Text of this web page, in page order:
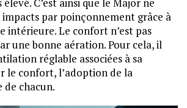
C’est ainsi que le Major ne
par poinçonnement grâce à
intérieure. Le confort n’est pas
une bonne aération. Pour cela, il
réglable associées à sa
le confort, l’adoption de la
chacun.